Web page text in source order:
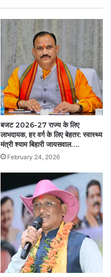
बजट 2026-27 राज्य के लिए
लाभदायक, हर वर्ग के लिए बेहतर: स्वास्थ्य
मंत्री श्याम बिहारी जायसवाल….
February 24, 2026